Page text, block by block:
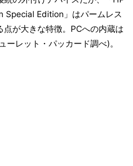
Special Edition」はパームレス
点が大きな特徴。PCへの内蔵は
ーレット・パッカード調べ)。